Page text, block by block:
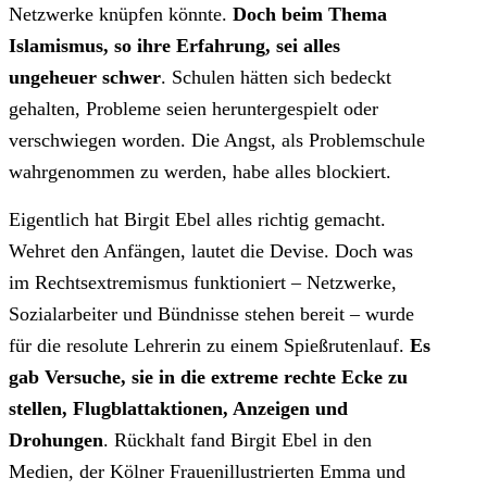
Netzwerke knüpfen könnte. Doch beim Thema
Islamismus, so ihre Erfahrung, sei alles
ungeheuer schwer. Schulen hätten sich bedeckt
gehalten, Probleme seien heruntergespielt oder
verschwiegen worden. Die Angst, als Problemschule
wahrgenommen zu werden, habe alles blockiert.
Eigentlich hat Birgit Ebel alles richtig gemacht.
Wehret den Anfängen, lautet die Devise. Doch was
im Rechtsextremismus funktioniert – Netzwerke,
Sozialarbeiter und Bündnisse stehen bereit – wurde
für die resolute Lehrerin zu einem Spießrutenlauf. Es
gab Versuche, sie in die extreme rechte Ecke zu
stellen, Flugblattaktionen, Anzeigen und
Drohungen. Rückhalt fand Birgit Ebel in den
Medien, der Kölner Frauenillustrierten Emma und